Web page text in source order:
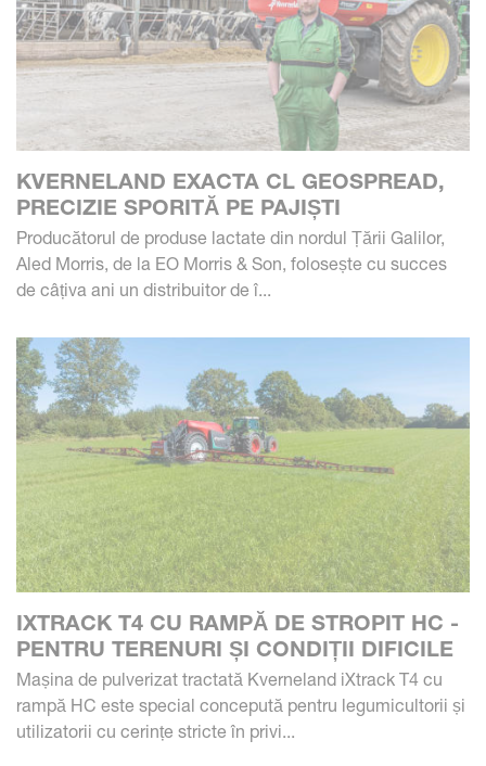
KVERNELAND EXACTA CL GEOSPREAD,
PRECIZIE SPORITĂ PE PAJIȘTI
Producătorul de produse lactate din nordul Țării Galilor,
Aled Morris, de la EO Morris & Son, folosește cu succes
de câțiva ani un distribuitor de î...
IXTRACK T4 CU RAMPĂ DE STROPIT HC -
PENTRU TERENURI ȘI CONDIȚII DIFICILE
Mașina de pulverizat tractată Kverneland iXtrack T4 cu
rampă HC este special concepută pentru legumicultorii și
utilizatorii cu cerințe stricte în privi...